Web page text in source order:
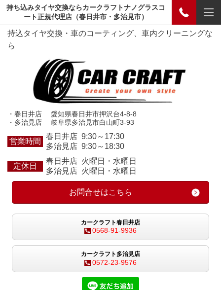
持ち込みタイヤ交換ならカークラフトナノグラスコ
ート正規代理店（春日井市・多治見市）
持込タイヤ交換・車のコーティング、車内クリーニングな
ら
・春日井店 愛知県春日井市押沢台4-8-8
・多治見店 岐阜県多治見市白山町3-93
営業時間
春日井店 9:30～17:30
多治見店 9:30～18:30
定休日
春日井店 火曜日・水曜日
多治見店 火曜日・水曜日
お問合せはこちら
カークラフト春日井店
0568-91-9936
カークラフト多治見店
0572-23-9576